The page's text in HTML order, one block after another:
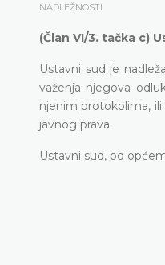
NADLEŽNOSTI
(Član VI/3. tačka c)
Ustavni sud je
važenja njegova
njenim protokolima,
javnog prava.
Ustavni sud, po